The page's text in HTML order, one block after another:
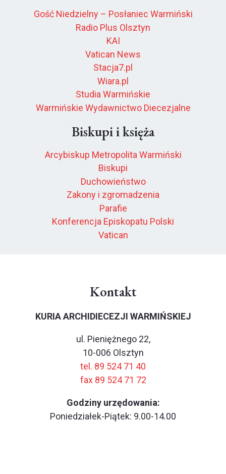
Gość Niedzielny – Posłaniec Warmiński
Radio Plus Olsztyn
KAI
Vatican News
Stacja7.pl
Wiara.pl
Studia Warmińskie
Warmińskie Wydawnictwo Diecezjalne
Biskupi i księża
Arcybiskup Metropolita Warmiński
Biskupi
Duchowieństwo
Zakony i zgromadzenia
Parafie
Konferencja Episkopatu Polski
Vatican
Kontakt
KURIA ARCHIDIECEZJI WARMIŃSKIEJ
ul. Pieniężnego 22,
10-006 Olsztyn
tel. 89 524 71 40
fax 89 524 71 72
Godziny urzędowania:
Poniedziałek-Piątek: 9.00-14.00